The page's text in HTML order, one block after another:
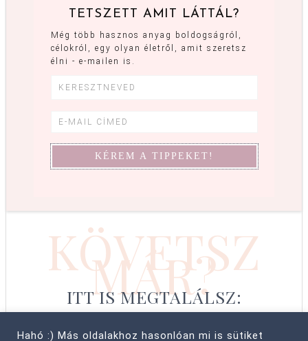
TETSZETT AMIT LÁTTÁL?
Még több hasznos anyag boldogságról,
célokról, egy olyan életről, amit szeretsz
élni - e-mailen is.
KÖVETSZ
MÁR?
ITT IS MEGTALÁLSZ:
Hahó :) Más oldalakhoz hasonlóan mi is sütiket